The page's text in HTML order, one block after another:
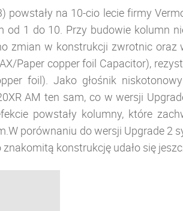
na 10-cio lecie firmy
1 do 10. Przy budowie kolumn
zmian w konstrukcji zwrotnic
Paper copper foil Capacitor),
foil). Jako głośnik
AM ten sam, co w wersji
powstały kolumny, które
porównaniu do wersji Upgrade
konstrukcję udało się